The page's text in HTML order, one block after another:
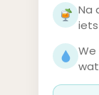
Na
We